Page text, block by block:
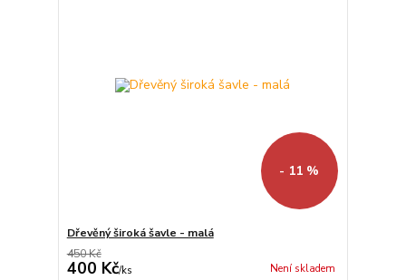
- 11 %
Dřevěný široká šavle - malá
450 Kč
400 Kč/ks Není skladem